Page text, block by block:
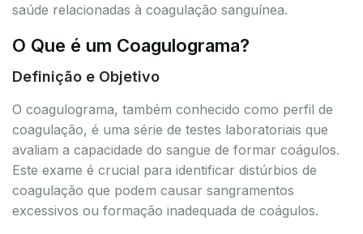
saúde relacionadas à coagulação sanguínea.
O Que é um Coagulograma?
Definição e Objetivo
O coagulograma, também conhecido como perfil de
coagulação, é uma série de testes laboratoriais que
avaliam a capacidade do sangue de formar coágulos.
Este exame é crucial para identificar distúrbios de
coagulação que podem causar sangramentos
excessivos ou formação inadequada de coágulos.